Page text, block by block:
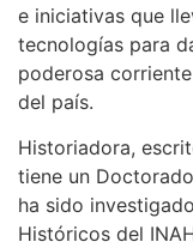
e iniciativas que
tecnologías para
poderosa
del país.
Historiadora,
tiene un
ha sido
Históricos del